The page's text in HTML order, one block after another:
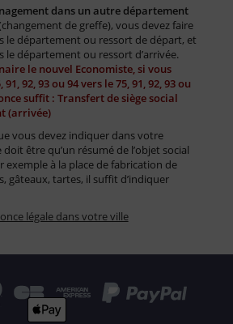
dans un autre département
de greffe), vous devez faire
le département ou ressort de départ, et
le département ou ressort d’arrivée.
le nouvel Economiste, si vous
92, 93 ou 94 vers le 75, 91, 92, 93 ou
suffit : Transfert de siège social
(arrivée)
vous devez indiquer dans votre
être qu’un résumé de l’objet social
exemple à la place de fabrication de
gâteaux, tartes, il suffit d’indiquer
légale dans votre ville